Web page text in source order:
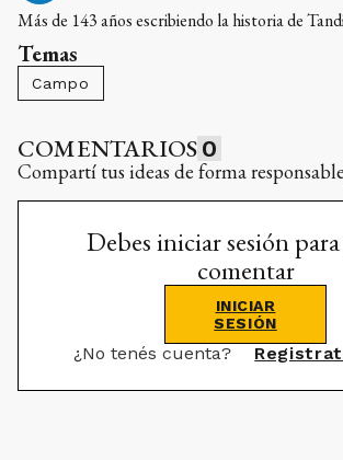
Más de 143 años escribiendo la historia de
Temas
Campo
COMENTARIOS 0
Compartí tus ideas de forma
Debes iniciar sesión
comentar
INICIAR
SESIÓN
¿No tenés cuenta?